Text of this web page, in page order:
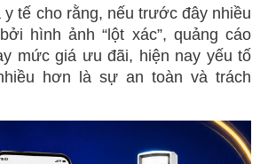
y tế cho rằng, nếu trước đây nhiều
hình ảnh “lột xác”, quảng cáo
mức giá ưu đãi, hiện nay yếu tố
hơn là sự an toàn và trách